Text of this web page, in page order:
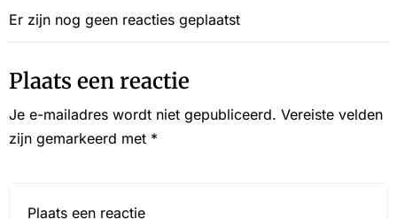
Er zijn nog geen reacties geplaatst
Plaats een reactie
Je e-mailadres wordt niet gepubliceerd. Vereiste velden
zijn gemarkeerd met *